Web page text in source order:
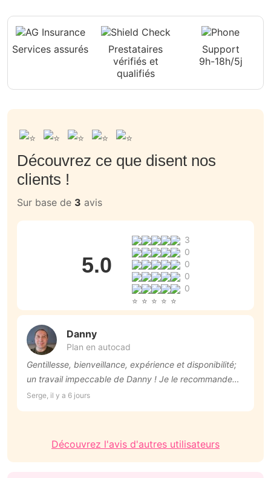
Services assurés
Prestataires
vérifiés et
qualifiés
Support
9h-18h/5j
Découvrez ce que disent nos
clients !
Sur base de 3 avis
5.0
3
0
0
0
0
Danny
Plan en autocad
Gentillesse, bienveillance, expérience et disponibilité;
un travail impeccable de Danny ! Je le recommande
vivement !
Serge, il y a 6 jours
Découvrez l'avis d'autres utilisateurs